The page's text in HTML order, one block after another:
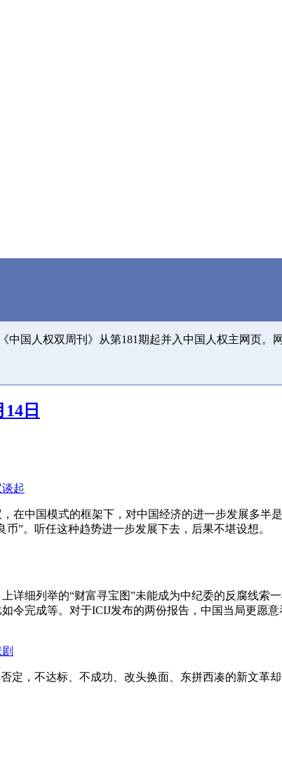
中国人权双周刊》从第181期起并入中国人权主网页。
日
起
在中国模式的框架下，对中国经济的进一步发展多
币”。听任这种趋势进一步发展下去，后果不堪设想。
详细列举的“财富寻宝图”未能成为中纪委的反腐线
令完成等。对于ICIJ发布的两份报告，中国当局更愿意
定，不达标、不成功、改头换面、东拼西凑的新文革